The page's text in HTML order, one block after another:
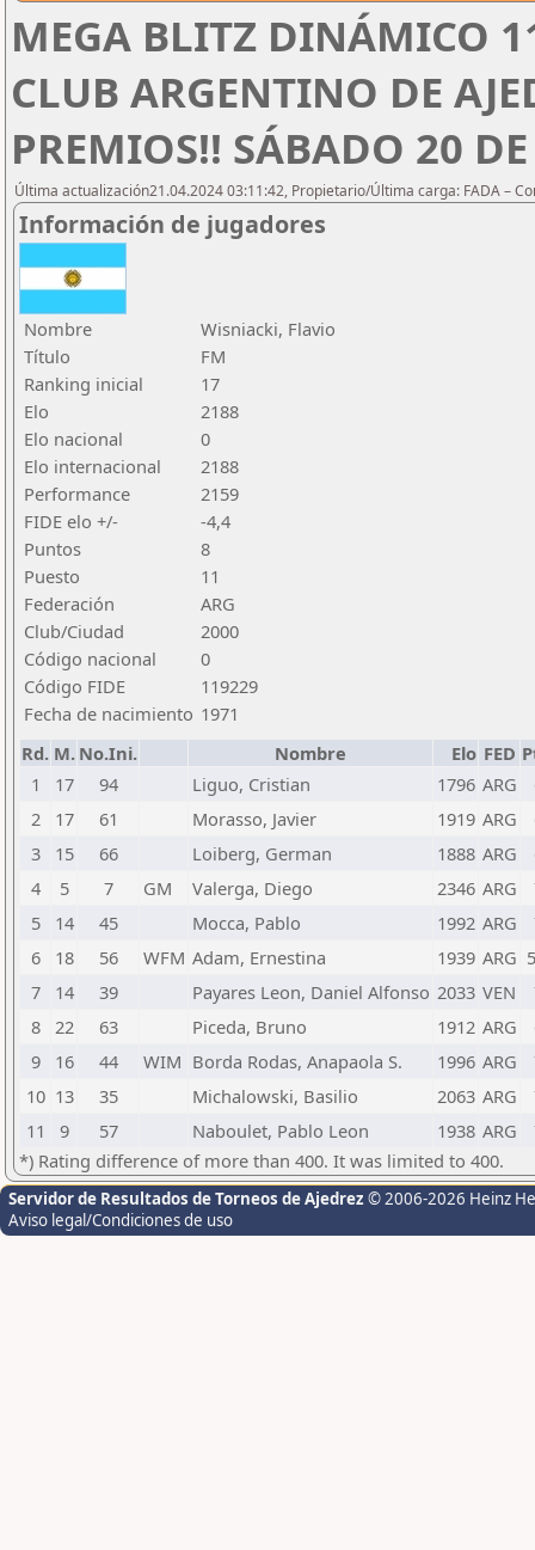
MEGA BLITZ DINÁMICO
CLUB ARGENTINO DE
PREMIOS!! SÁBADO 20
Última actualización21.04.2024 03:11:42, Propietario/Última carga: FADA –
Información de jugadores
Nombre
Wisniacki, Flavio
Título
FM
Ranking inicial
17
Elo
2188
Elo nacional
0
Elo internacional
2188
Performance
2159
FIDE elo +/-
-4,4
Puntos
8
Puesto
11
Federación
ARG
Club/Ciudad
2000
Código nacional
0
Código FIDE
119229
Fecha de nacimiento 1971
Rd. M. No.Ini. Nombre Elo FED
1
17 94 Liguo, Cristian 1796 ARG
2
17 61 Morasso, Javier 1919 ARG
3
15 66 Loiberg, German 1888 ARG
4
5 7 GM Valerga, Diego 2346 ARG
5
14 45 Mocca, Pablo 1992 ARG
6
18 56 WFM Adam, Ernestina 1939 ARG
7
14 39 Payares Leon, Daniel Alfonso 2033 VEN
8 22 63 Piceda, Bruno 1912 ARG
9
16 44 WIM Borda Rodas, Anapaola S. 1996 ARG
10 13 35 Michalowski, Basilio 2063 ARG
11
9 57 Naboulet, Pablo Leon 1938 ARG
*) Rating difference of more than 400. It was limited to 400.
Servidor de Resultados de Torneos de Ajedrez © 2006-2026 Heinz
Aviso legal/Condiciones de uso